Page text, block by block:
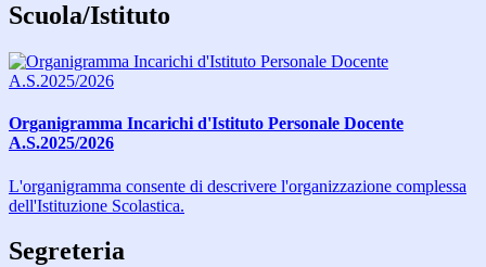
Scuola/Istituto
Organigramma Incarichi d'Istituto Personale Docente
A.S.2025/2026
L'organigramma consente di descrivere l'organizzazione complessa
dell'Istituzione Scolastica.
Segreteria